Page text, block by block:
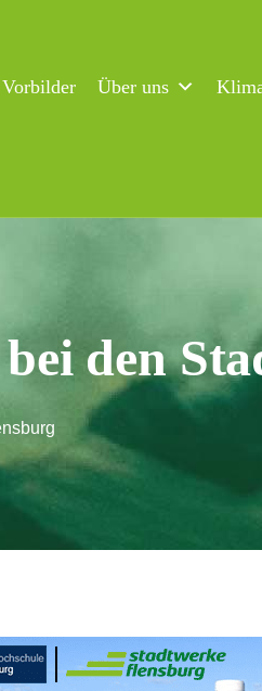
Vorbilder Über uns
den